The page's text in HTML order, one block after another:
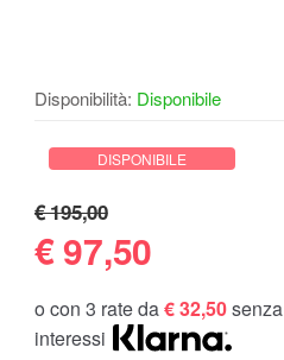
Disponibilità: Disponibile
DISPONIBILE
€ 195,00
€97,50
o con 3 rate da€ 32,50senza
interessi